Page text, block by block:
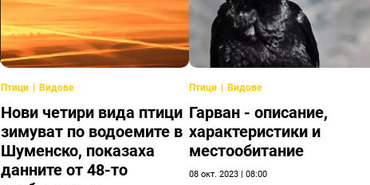
Птици Видове
Нови четири вида птици
зимуват по водоемите в
Шуменско, показаха
данните от 48-то
Птици Видове
Гарван - описание,
характеристики и
местообитание
08 окт. 2023 | 08:00